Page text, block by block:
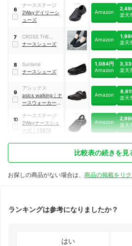
6
ナースステージ
2Wayデイリーシ
ューズ
Amazon
楽天
7
CROSS THE
RIVER
ナースシューズ
Amazon
楽天
8
Sunlane
ナースシューズ
1,084円
Amazon
楽天
9
アシックス
asics walking ｜ ナ
ースウォーカー
Amazon
楽天
10
ナースステージ
2Wayナースシュ
ーズ
12876
Amazon
楽天
比較表の続きを見
お探しの商品がない場合は、 商品の掲載をリク
ランキングは参考になりましたか？
はい